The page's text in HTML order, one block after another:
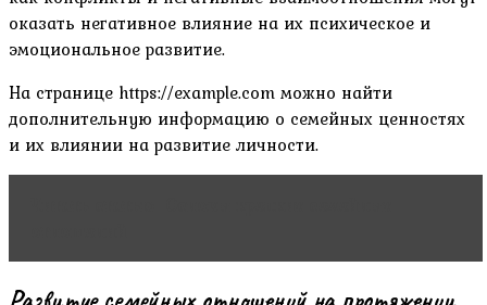
оказать негативное влияние на их психическое и
эмоциональное развитие.
На странице https://example.com можно найти
дополнительную информацию о семейных ценностях
и их влиянии на развитие личности.